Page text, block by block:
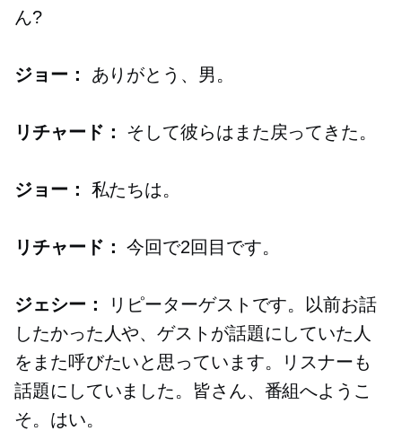
ん?
ジョー： ありがとう、男。
リチャード： そして彼らはまた戻ってきた。
ジョー： 私たちは。
リチャード： 今回で2回目です。
ジェシー：
リピーターゲストです。以前お話
したかった人や、ゲストが話題にしていた人
をまた呼びたいと思っています。リスナーも
話題にしていました。皆さん、番組へようこ
そ。はい。